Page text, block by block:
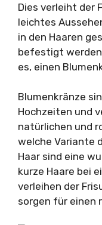
Dies verleiht der
leichtes
in den Haaren
befestigt
es, einen
Blumenkränze
Hochzeiten und
natürlichen und
welche Variante
Haar sind eine
kurze Haare bei
verleihen der
sorgen für einen